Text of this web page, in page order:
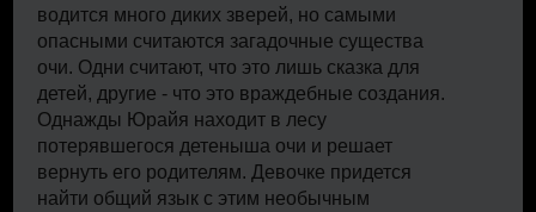
водится много диких зверей, но самыми
опасными считаются загадочные существа
очи. Одни считают, что это лишь сказка для
детей, другие - что это враждебные создания.
Однажды Юрайя находит в лесу
потерявшегося детеныша очи и решает
вернуть его родителям. Девочке придется
найти общий язык с этим необычным